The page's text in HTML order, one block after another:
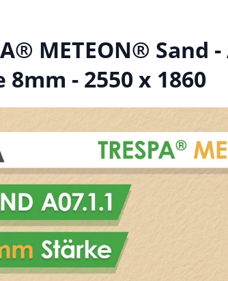
METEON® Sand -
8mm - 2550 x 1860